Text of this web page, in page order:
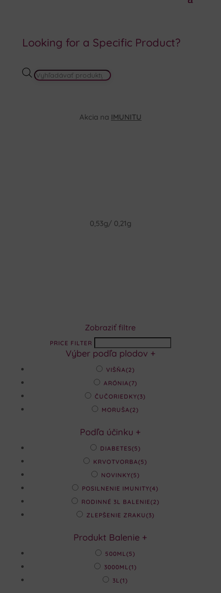
Looking for a Specific Product?
PRODUCTS
Akcia na IMUNITU
0,53g/ 0,21g
Zobraziť filtre
PRICE FILTER
Výber podľa plodov +
VIŠŇA(2)
ARÓNIA(7)
ČUČORIEDKY(3)
MORUŠA(2)
Podľa účinku +
DIABETES(5)
KRVOTVORBA(5)
NOVINKY(5)
POSILNENIE IMUNITY(4)
RODINNÉ 3L BALENIE(2)
ZLEPŠENIE ZRAKU(3)
Produkt Balenie +
500ML(5)
3000ML (1)
3L(1)